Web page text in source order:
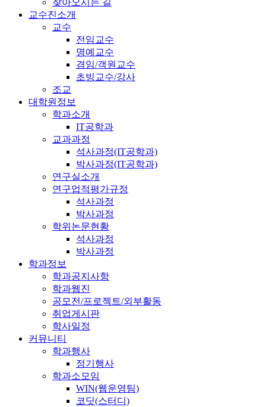
교수진소개
교수
전임교수
명예교수
겸임/객원교수
초빙교수/강사
조교
대학원정보
학과소개
IT공학과
교과과정
석사과정(IT공학과)
박사과정(IT공학과)
연구실소개
연구업적평가규정
석사과정
박사과정
학위논문현황
석사과정
박사과정
학과정보
학과공지사항
학과웹진
공모전/프로젝트/외부활동
취업게시판
학사일정
커뮤니티
학과행사
정기행사
학과소모임
WIN(웹운영팀)
코딧(스터디)